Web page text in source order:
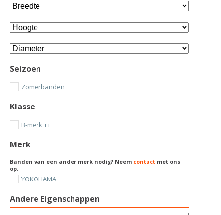
Seizoen
Zomerbanden
Klasse
B-merk ++
Merk
Banden van een ander merk nodig? Neem contact met ons
op.
YOKOHAMA
Andere Eigenschappen